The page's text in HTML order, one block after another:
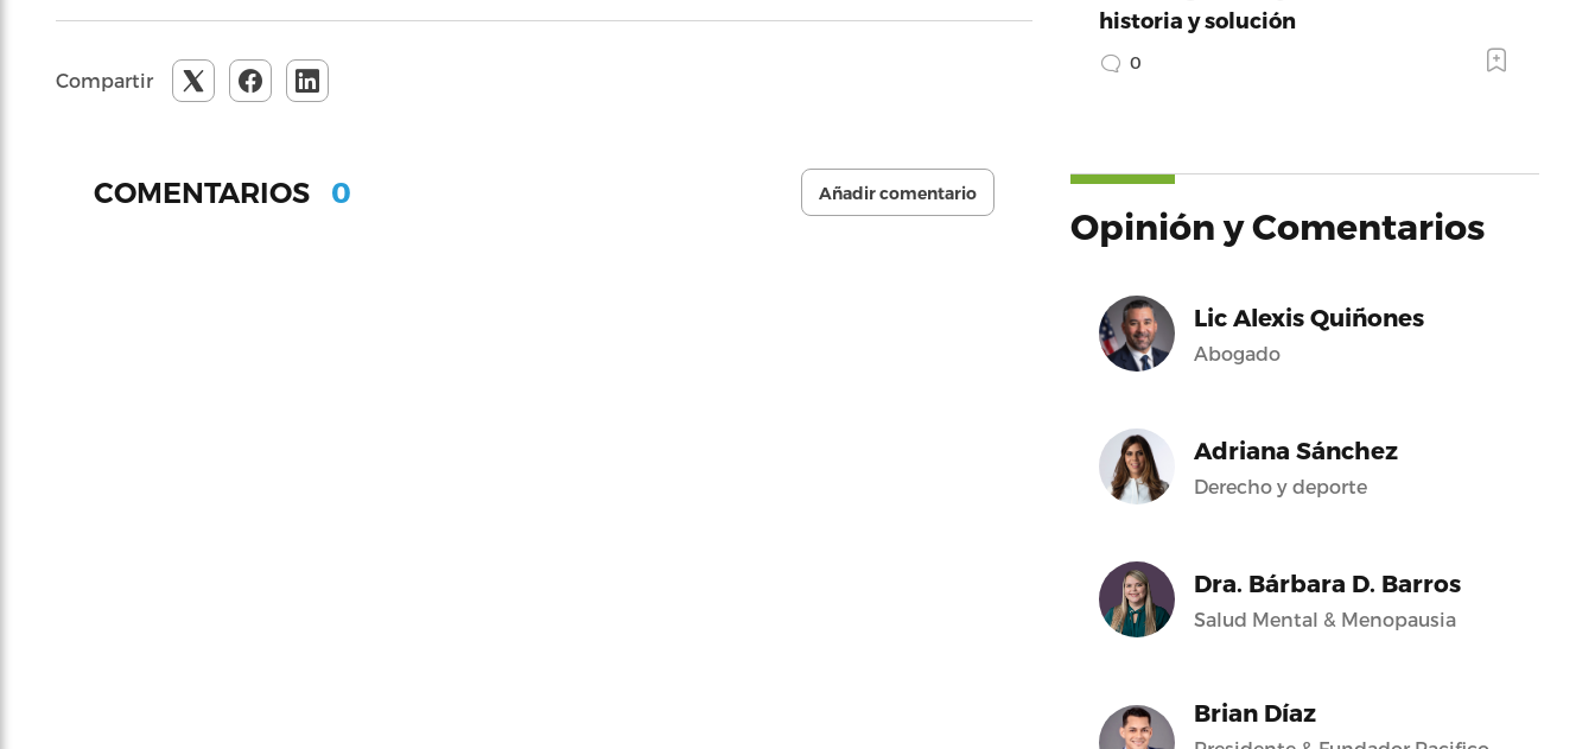
Compartir
COMENTARIOS 0 Añadir comentario
historia y solución
0
Opinión y Comentarios
Lic Alexis Quiñones
Abogado
Adriana Sánchez
Derecho y deporte
Dra. Bárbara D. Barros
Salud Mental & Menopausia
Brian Díaz